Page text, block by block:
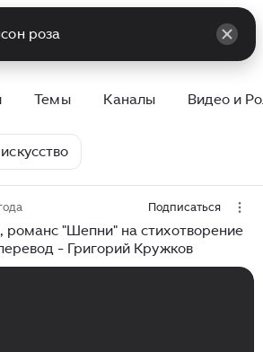
Темы Каналы Видео и
Подписаться
"Шепни" на стихотворение
- Григорий Кружков